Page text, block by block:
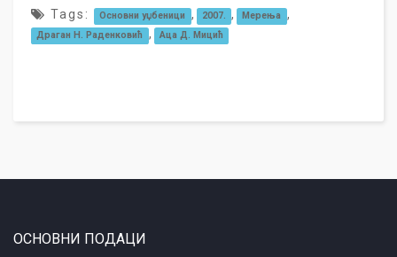
Tags: Основни уџбеници , 2007. , Мерења ,
Драган Н. Раденковић , Аца Д. Мицић
ОСНОВНИ ПОДАЦИ